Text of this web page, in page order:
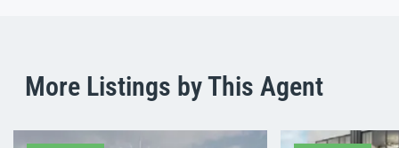
More Listings by This Agent